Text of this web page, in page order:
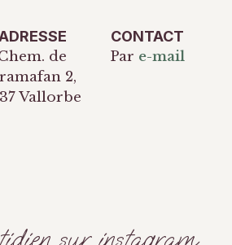
de
2,
Vallorbe
CONTACT
Par e-mail